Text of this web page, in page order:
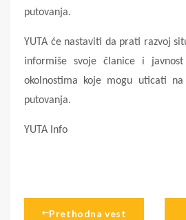
putovanja.
YUTA će nastaviti da prati razvoj
informiše svoje članice i
okolnostima koje mogu uticati
putovanja.
YUTA Info
Prethodna vest